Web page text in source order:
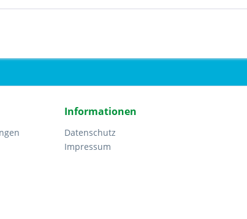
Informationen
Datenschutz
Impressum